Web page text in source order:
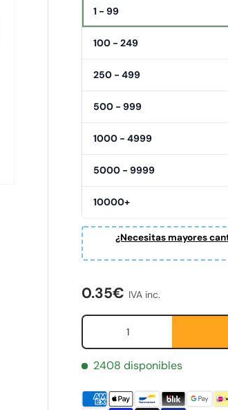
1 - 99
100 - 249
250 - 499
500 - 999
1000 - 4999
5000 - 9999
10000+
¿Necesitas mayores
Precio normal
0.35€ IVA inc.
Cant.
2408 disponibles